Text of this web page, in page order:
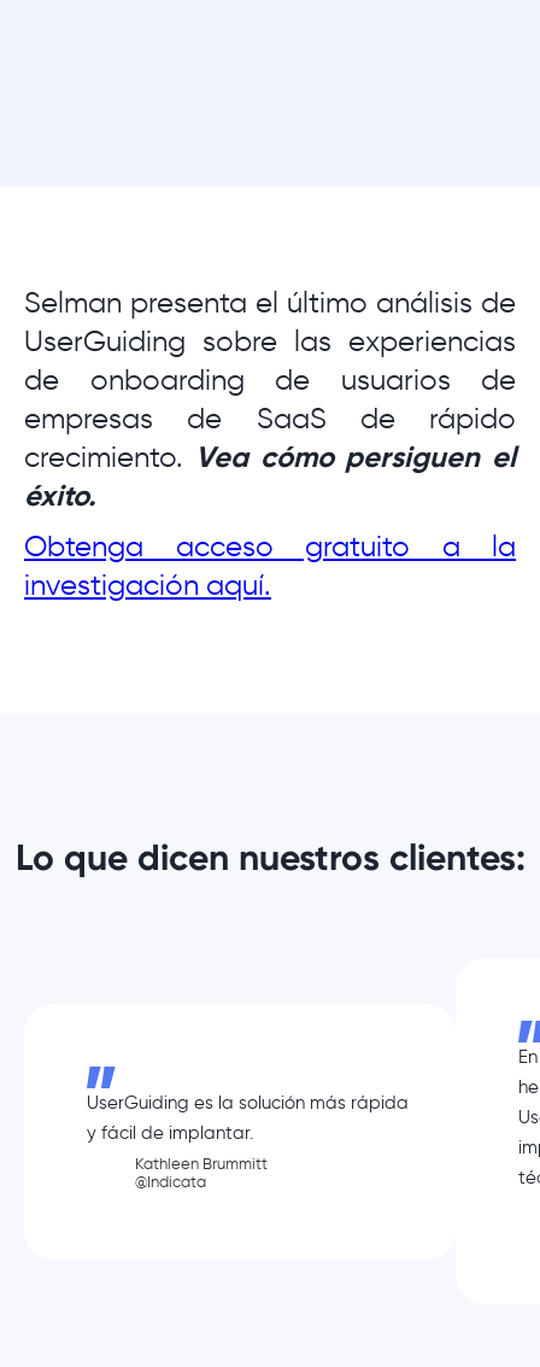
Selman presenta el último análisis de
UserGuiding sobre las experiencias
de onboarding de usuarios de
empresas de SaaS de rápido
crecimiento. Vea cómo persiguen el
éxito.
Obtenga acceso gratuito a la
investigación aquí.
Lo que dicen nuestros clientes:
UserGuiding es la solución más rápida
y fácil de implantar.
Kathleen Brummitt
@Indicata